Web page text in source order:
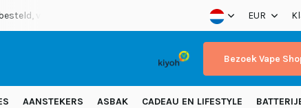
vandaag verzonden Gratis verzending vanaf 50 euro
EUR
Bezoek Vape
AANSTEKERS ASBAK CADEAU EN LIFESTYLE